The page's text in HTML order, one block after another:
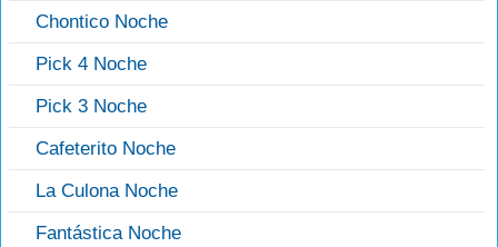
Chontico Noche
Pick 4 Noche
Pick 3 Noche
Cafeterito Noche
La Culona Noche
Fantástica Noche